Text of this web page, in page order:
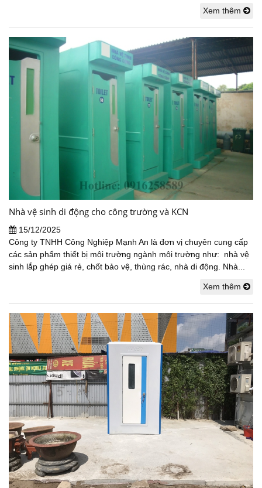
Xem thêm
Nhà vệ sinh di động cho công trường và KCN
15/12/2025
Công ty TNHH Công Nghiệp Mạnh An là đơn vị chuyên cung cấp
các sản phẩm thiết bị môi trường ngành môi trường như: nhà vệ
sinh lắp ghép giá rẻ, chốt bảo vệ, thùng rác, nhà di động. Nhà...
Xem thêm